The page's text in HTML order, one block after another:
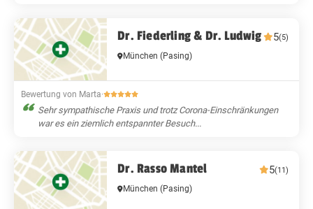
Dr. Fiederling & Dr. Ludwig 5(5)
München(Pasing)
Bewertung von Marta·
Sehr sympathische Praxis und trotz Corona-Einschränkungen
war es ein ziemlich entspannter Besuch...
Dr. Rasso Mantel 5(11)
München(Pasing)